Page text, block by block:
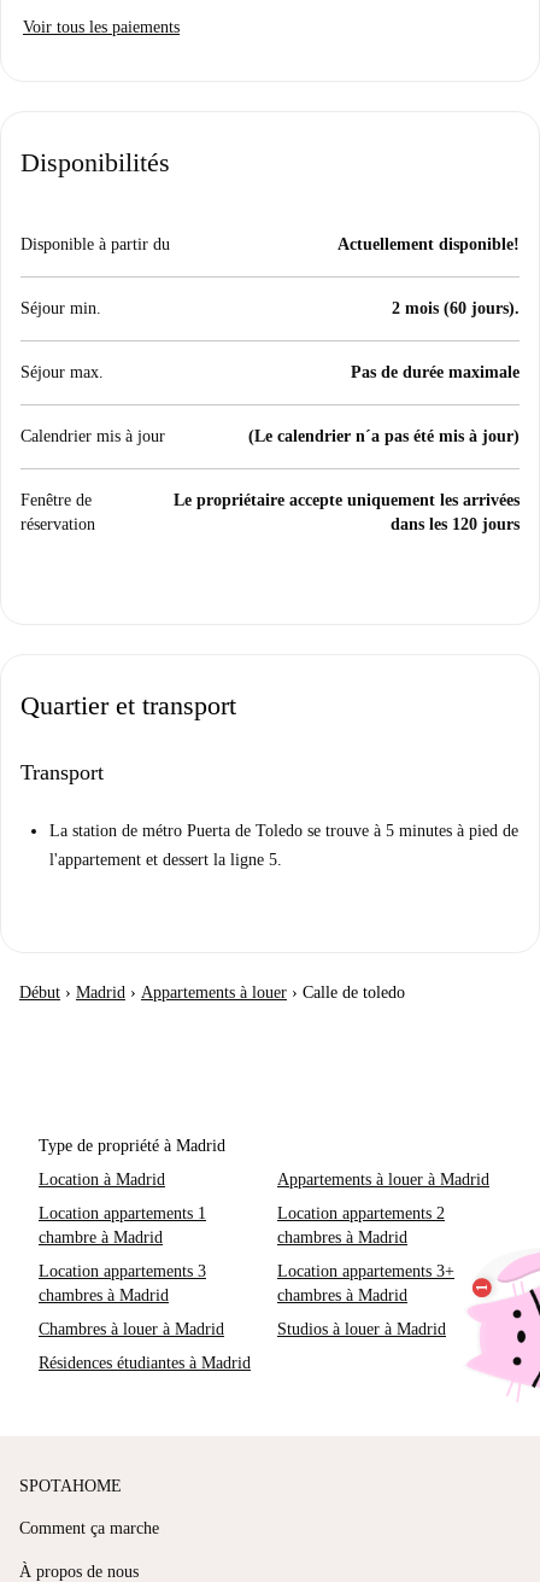
Voir tous les paiements
Disponibilités
Disponible à partir du Actuellement disponible!
Séjour min. 2 mois (60 jours).
Séjour max. Pas de durée maximale
Calendrier mis à jour (Le calendrier n´a pas été mis à jour)
Fenêtre de
réservation
Le propriétaire accepte uniquement les arrivées
dans les 120 jours
Quartier et transport
Transport
La station de métro Puerta de Toledo se trouve à 5 minutes à pied de
l'appartement et dessert la ligne 5.
Début › Madrid › Appartements à louer › Calle de toledo
Type de propriété à Madrid
Location à Madrid
Appartements à louer à Madrid
Location appartements 1
chambre à Madrid
Location appartements 2
chambres à Madrid
Location appartements 3
chambres à Madrid
Location appartements 3+
chambres à Madrid
Chambres à louer à Madrid
Studios à louer à Madrid
Résidences étudiantes à Madrid
SPOTAHOME
Comment ça marche
À propos de nous